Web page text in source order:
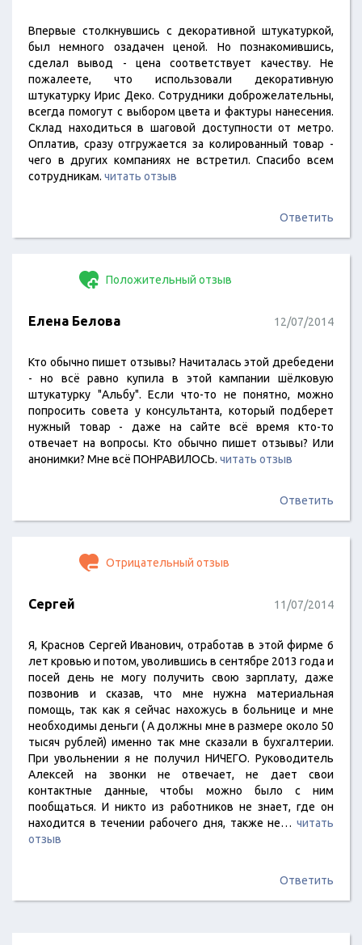
Впервые столкнувшись с декоративной штукатуркой,
был немного озадачен ценой. Но познакомившись,
сделал вывод - цена соответствует качеству. Не
пожалеете, что использовали декоративную
штукатурку Ирис Деко. Сотрудники доброжелательны,
всегда помогут с выбором цвета и фактуры нанесения.
Склад находиться в шаговой доступности от метро.
Оплатив, сразу отгружается за колированный товар -
чего в других компаниях не встретил. Спасибо всем
сотрудникам. читать отзыв
Ответить
Положительный отзыв
Елена Белова 12/07/2014
Кто обычно пишет отзывы? Начиталась этой дребедени
- но всё равно купила в этой кампании шёлковую
штукатурку "Альбу". Если что-то не понятно, можно
попросить совета у консультанта, который подберет
нужный товар - даже на сайте всё время кто-то
отвечает на вопросы. Кто обычно пишет отзывы? Или
анонимки? Мне всё ПОНРАВИЛОСЬ. читать отзыв
Ответить
Отрицательный отзыв
Сергей 11/07/2014
Я, Краснов Сергей Иванович, отработав в этой фирме 6
лет кровью и потом, уволившись в сентябре 2013 года и
посей день не могу получить свою зарплату, даже
позвонив и сказав, что мне нужна материальная
помощь, так как я сейчас нахожусь в больнице и мне
необходимы деньги ( А должны мне в размере около 50
тысяч рублей) именно так мне сказали в бухгалтерии.
При увольнении я не получил НИЧЕГО. Руководитель
Алексей на звонки не отвечает, не дает свои
контактные данные, чтобы можно было с ним
пообщаться. И никто из работников не знает, где он
находится в течении рабочего дня, также не… читать
отзыв
Ответить